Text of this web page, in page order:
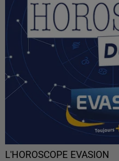
L'HOROSCOPE EVASION